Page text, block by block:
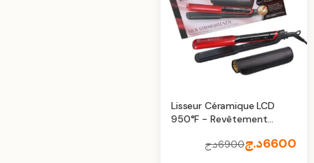
Lisseur Céramique LCD
950°F - Revêtement
6600د.ج6900د.ج